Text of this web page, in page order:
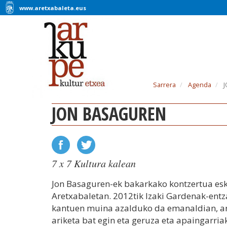
www.aretxabaleta.eus
Sarrera Agenda
JON BASAGUREN
7 x 7 Kultura kalean
Jon Basaguren-ek bakarkako kontzertua
Aretxabaletan. 2012tik Izaki Gardenak-
kantuen muina azalduko da emanaldian,
ariketa bat egin eta geruza eta